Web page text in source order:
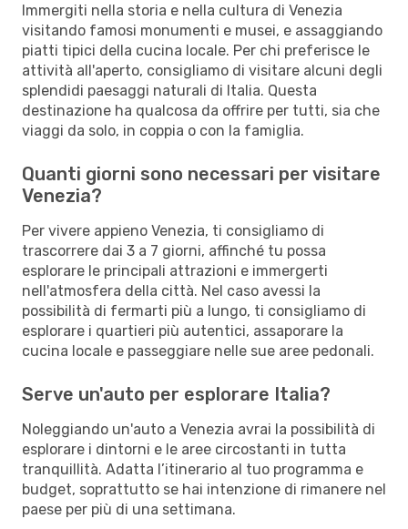
Immergiti nella storia e nella cultura di Venezia
visitando famosi monumenti e musei, e assaggiando
piatti tipici della cucina locale. Per chi preferisce le
attività all'aperto, consigliamo di visitare alcuni degli
splendidi paesaggi naturali di Italia. Questa
destinazione ha qualcosa da offrire per tutti, sia che
viaggi da solo, in coppia o con la famiglia.
Quanti giorni sono necessari per visitare
Venezia?
Per vivere appieno Venezia, ti consigliamo di
trascorrere dai 3 a 7 giorni, affinché tu possa
esplorare le principali attrazioni e immergerti
nell'atmosfera della città. Nel caso avessi la
possibilità di fermarti più a lungo, ti consigliamo di
esplorare i quartieri più autentici, assaporare la
cucina locale e passeggiare nelle sue aree pedonali.
Serve un'auto per esplorare Italia?
Noleggiando un'auto a Venezia avrai la possibilità di
esplorare i dintorni e le aree circostanti in tutta
tranquillità. Adatta l’itinerario al tuo programma e
budget, soprattutto se hai intenzione di rimanere nel
paese per più di una settimana.